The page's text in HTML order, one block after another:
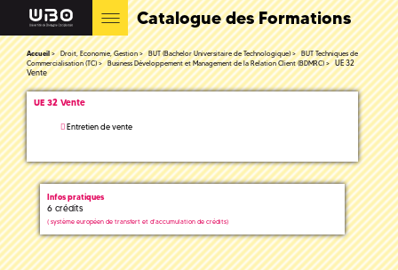
Catalogue des Formations
Accueil Droit, Economie, Gestion BUT (Bachelor Universitaire de Technologique)
BUT Techniques de
Commercialisation (TC)
Business Développement et Management de la Relation Client (BDMRC)
UE 32
Vente
UE 32 Vente
Entretien de vente
Infos pratiques
6 crédits
( système européen de transfert et d'accumulation de crédits)